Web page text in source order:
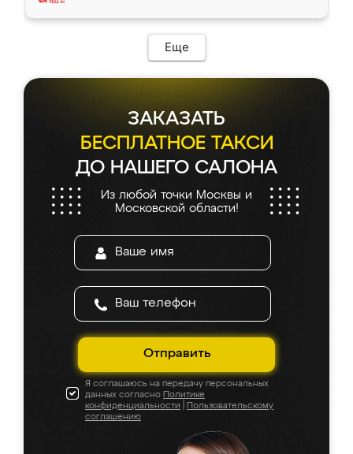
Еще
ЗАКАЗАТЬ
БЕСПЛАТНОЕ ТАКСИ
ДО НАШЕГО САЛОНА
Из любой точки Москвы и
Московской области!
Отправить
Я соглашаюсь на передачу персональных
данных согласно Политике
конфиденциальности
Пользовательскому
соглашению